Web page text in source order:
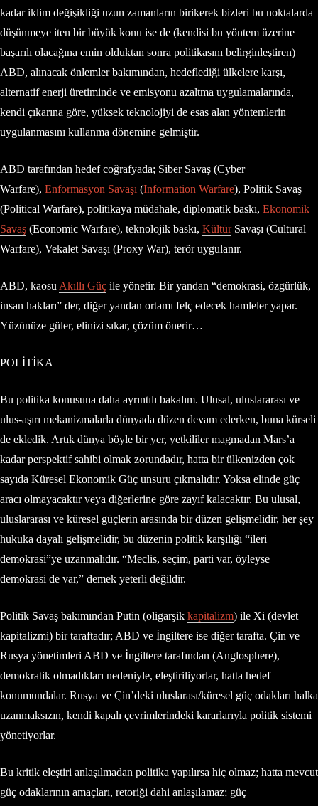
kadar iklim değişikliği uzun zamanların birikerek bizleri bu noktalarda
düşünmeye iten bir büyük konu ise de (kendisi bu yöntem üzerine
başarılı olacağına emin olduktan sonra politikasını belirginleştiren)
ABD, alınacak önlemler bakımından, hedeflediği ülkelere karşı,
alternatif enerji üretiminde ve emisyonu azaltma uygulamalarında,
kendi çıkarına göre, yüksek teknolojiyi de esas alan yöntemlerin
uygulanmasını kullanma dönemine gelmiştir.
ABD tarafından hedef coğrafyada; Siber Savaş (Cyber
Warfare), Enformasyon Savaşı (Information Warfare), Politik Savaş
(Political Warfare), politikaya müdahale, diplomatik baskı, Ekonomik
Savaş (Economic Warfare), teknolojik baskı, KültürSavaşı (Cultural
Warfare), Vekalet Savaşı (Proxy War), terör uygulanır.
ABD, kaosu Akıllı Güç ile yönetir. Bir yandan “demokrasi, özgürlük,
insan hakları” der, diğer yandan ortamı felç edecek hamleler yapar.
Yüzünüze güler, elinizi sıkar, çözüm önerir…
POLİTİKA
Bu politika konusuna daha ayrıntılı bakalım. Ulusal, uluslararası ve
ulus-aşırı mekanizmalarla dünyada düzen devam ederken, buna kürseli
de ekledik. Artık dünya böyle bir yer, yetkililer magmadan Mars’a
kadar perspektif sahibi olmak zorundadır, hatta bir ülkenizden çok
sayıda Küresel Ekonomik Güç unsuru çıkmalıdır. Yoksa elinde güç
aracı olmayacaktır veya diğerlerine göre zayıf kalacaktır. Bu ulusal,
uluslararası ve küresel güçlerin arasında bir düzen gelişmelidir, her şey
hukuka dayalı gelişmelidir, bu düzenin politik karşılığı “ileri
demokrasi”ye uzanmalıdır. “Meclis, seçim, parti var, öyleyse
demokrasi de var,” demek yeterli değildir.
Politik Savaş bakımından Putin (oligarşik kapitalizm) ile Xi (devlet
kapitalizmi) bir taraftadır; ABD ve İngiltere ise diğer tarafta. Çin ve
Rusya yönetimleri ABD ve İngiltere tarafından (Anglosphere),
demokratik olmadıkları nedeniyle, eleştiriliyorlar, hatta hedef
konumundalar. Rusya ve Çin’deki uluslarası/küresel güç odakları halka
uzanmaksızın, kendi kapalı çevrimlerindeki kararlarıyla politik sistemi
yönetiyorlar.
Bu kritik eleştiri anlaşılmadan politika yapılırsa hiç olmaz; hatta mevcut
güç odaklarının amaçları, retoriği dahi anlaşılamaz; güç